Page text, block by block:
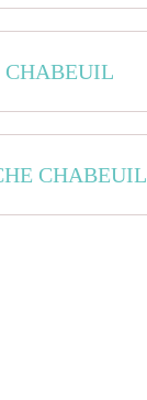
CHABEUIL
CHABEUIL